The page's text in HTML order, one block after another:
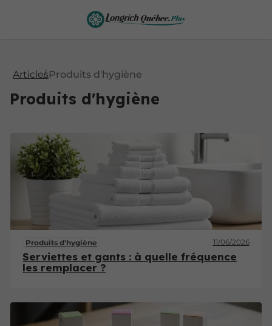
ArticlesProduits d'hygiène
Produits d'hygiène
Produits d'hygiène 11/06/2026
Serviettes et gants : à quelle fréquence
les remplacer ?